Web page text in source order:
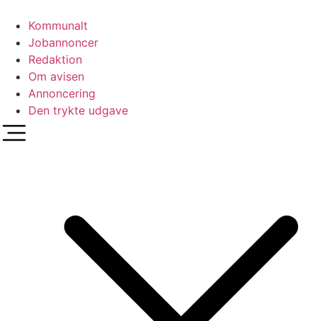
indhold
Kommunalt
Jobannoncer
Redaktion
Om avisen
Annoncering
Den trykte udgave